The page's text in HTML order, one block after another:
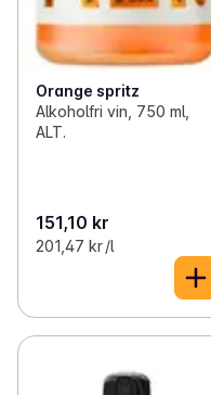
Orange spritz
Alkoholfri vin, 750 ml,
ALT.
151,10 kr
201,47 kr /l